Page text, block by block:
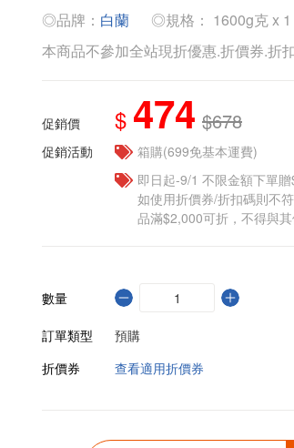
◎品牌： 白蘭
◎規格： 1600g克 x
本商品不參加全站現折優惠.折價券.折
促銷價 $ 474 $678
促銷活動
箱購(699免基本運費)
即日起-9/1 不限金額下單
如使用折價券/折扣碼則不
品滿$2,000可折，不得與
數量
訂單類型
預購
折價券
查看適用折價券